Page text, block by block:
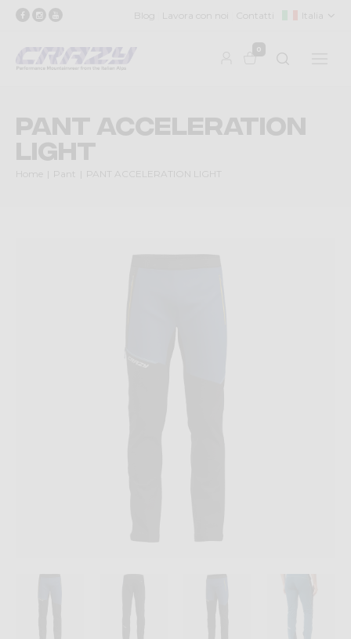
Blog Lavora con noi Contatti Italia
0
PANT ACCELERATION
LIGHT
Home Pant PANT ACCELERATION LIGHT